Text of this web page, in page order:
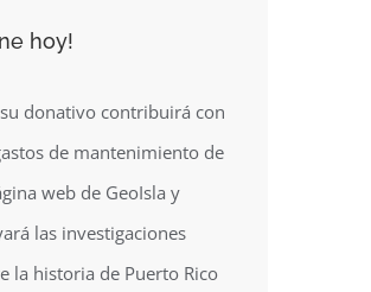
hoy!
donativo contribuirá con
de mantenimiento de
web de GeoIsla y
las investigaciones
la historia de Puerto Rico